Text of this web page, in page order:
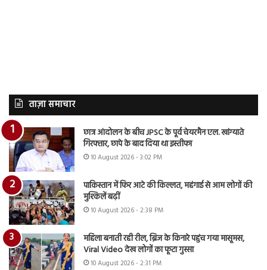
ताज़ा समाचार
छात्र आंदोलन के बीच JPSC के पूर्व चेयरमैन एल. खांग्याते
गिरफ्तार, छापे के बाद दिया था इस्तीफा
10 August 2026 - 3:02 PM
पाकिस्तान में फिर आटे की किल्लत, महंगाई से आम लोगों की
मुश्किलें बढ़ीं
10 August 2026 - 2:38 PM
महिला बनाती रही रील, ब्रिज के किनारे पहुंच गया मासूमस,
Viral Video देख लोगों का फूटा गुस्सा
10 August 2026 - 2:31 PM